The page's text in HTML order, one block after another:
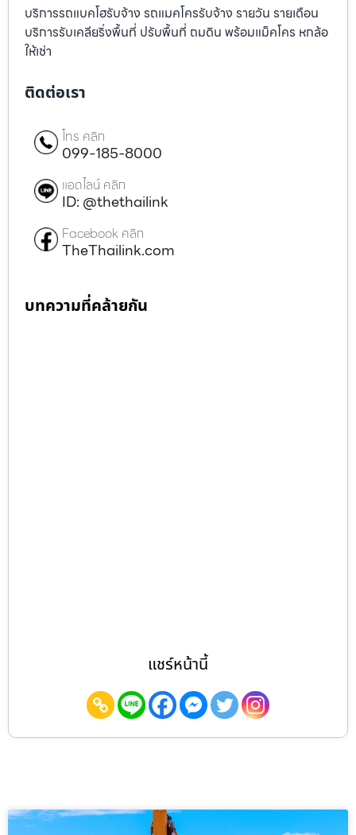
บริการรถแบคโฮรับจ้าง รถแมคโครรับจ้าง รายวัน รายเดือน
บริการรับเคลียริ่งพื้นที่ ปรับพื้นที่ ถมดิน พร้อมแม็คโคร หกล้อ
ให้เช่า
ติดต่อเรา
โทร คลิก
099-185-8000
แอดไลน์ คลิก
ID: @thethailink
Facebook คลิก
TheThailink.com
บทความที่คล้ายกัน
แชร์หน้านี้